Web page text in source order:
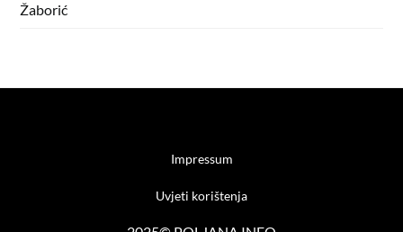
Žaborić
Impressum
Uvjeti korištenja